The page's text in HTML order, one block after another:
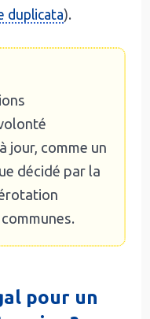
duplicata).
jour, comme un
décidé par la
pour un